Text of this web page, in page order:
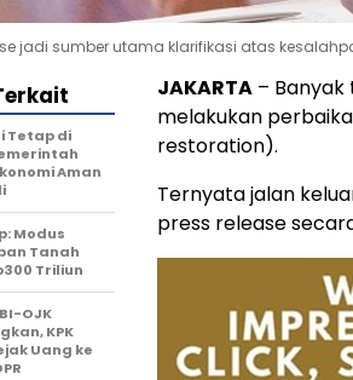
jadi sumber utama klarifikasi atas
JAKARTA –
melakukan
restoration).
Ternyata jalan
press release
Tetap di
Aman
Modus
Tanah
Triliun
OJK
KPK
Uang ke